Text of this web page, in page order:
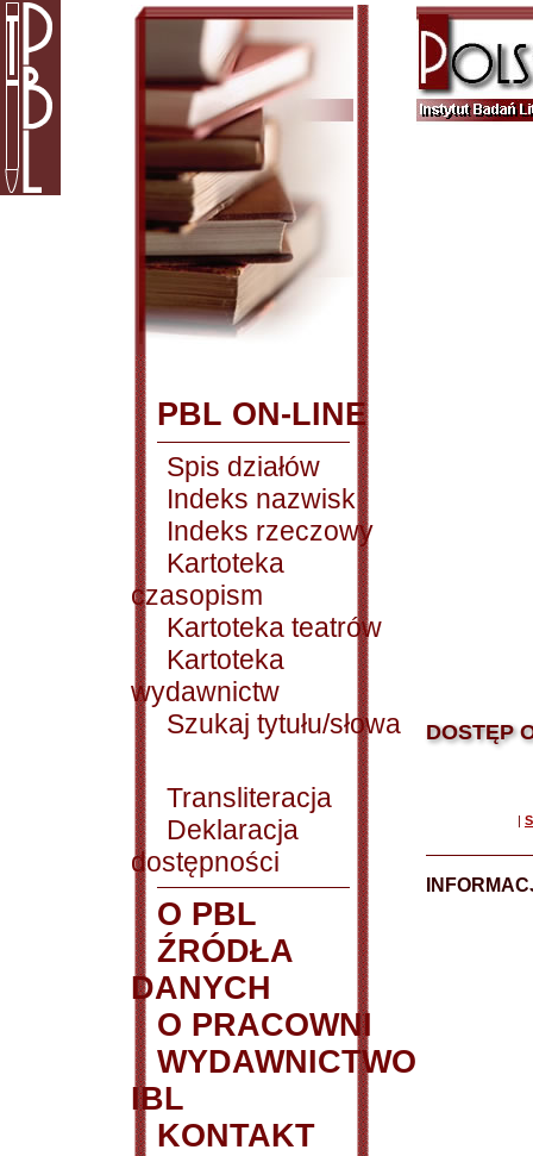
PBL ON-LINE
Spis działów
Indeks nazwisk
Indeks rzeczowy
Kartoteka
czasopism
Kartoteka teatrów
Kartoteka
wydawnictw
Szukaj tytułu/słowa
Transliteracja
Deklaracja
dostępności
O PBL
ŹRÓDŁA
DANYCH
O PRACOWNI
WYDAWNICTWO
IBL
KONTAKT
DOSTĘP
|